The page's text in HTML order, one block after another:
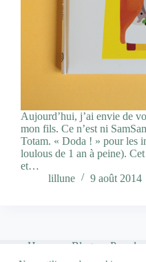
Aujourd’hui, j’ai envie de
mon fils. Ce n’est ni
Totam. « Doda ! » pour les
loulous de 1 an à peine).
et…
lillune
9 août 2014
Home Blog
Pour
Qui suis-je ?